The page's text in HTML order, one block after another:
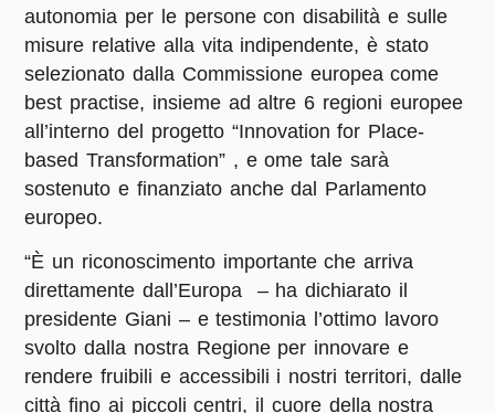
autonomia per le persone con disabilità e sulle
misure relative alla vita indipendente, è stato
selezionato dalla Commissione europea come
best practise, insieme ad altre 6 regioni europee
all’interno del progetto “Innovation for Place-
based Transformation” , e ome tale sarà
sostenuto e finanziato anche dal Parlamento
europeo.
“È un riconoscimento importante che arriva
direttamente dall’Europa – ha dichiarato il
presidente Giani – e testimonia l’ottimo lavoro
svolto dalla nostra Regione per innovare e
rendere fruibili e accessibili i nostri territori, dalle
città fino ai piccoli centri, il cuore della nostra